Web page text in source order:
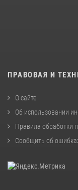
ПРАВОВАЯ И
О сайте
Об использовании
Правила обработки
Сообщить об